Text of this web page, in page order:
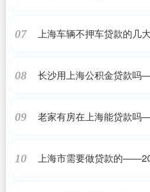
07
上海车辆不押车贷款的
08
长沙用上海公积金贷款
09
老家有房在上海能贷款
10
上海市需要做贷款的